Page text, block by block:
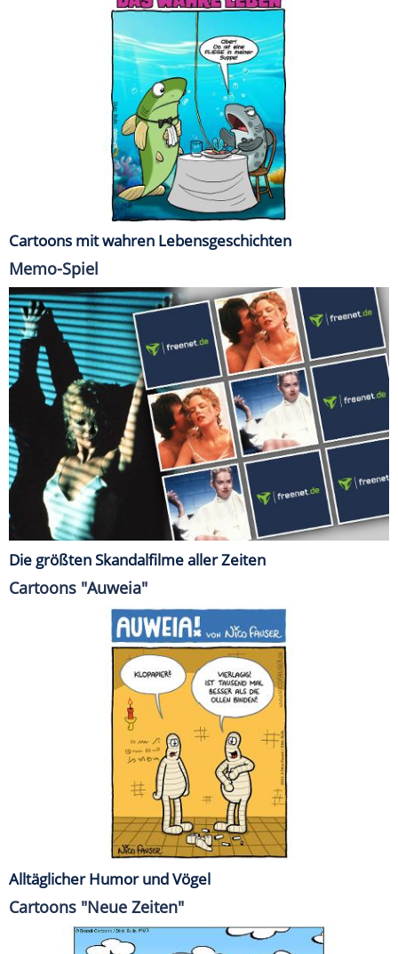
Cartoons mit wahren Lebensgeschichten
Memo-Spiel
Die größten Skandalfilme aller Zeiten
Cartoons "Auweia"
Alltäglicher Humor und Vögel
Cartoons "Neue Zeiten"